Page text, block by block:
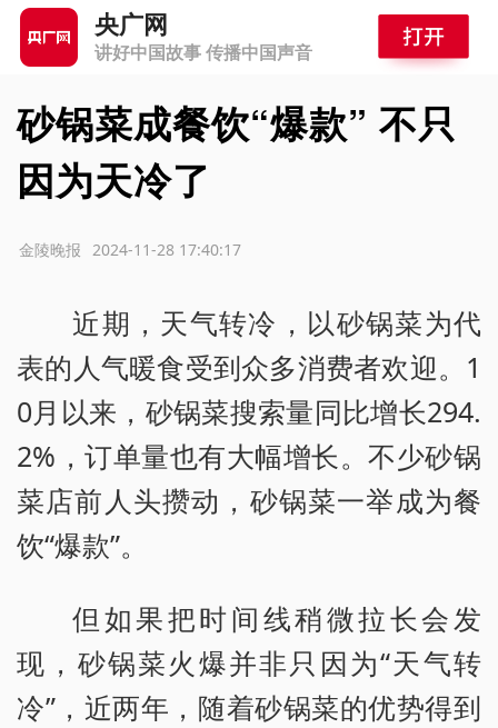
央广网
讲好中国故事 传播中国声音
砂锅菜成餐饮“爆款” 不只
因为天冷了
2024-11-28 17:40:17
金陵晚报
近期，天气转冷，以砂锅菜为代
表的人气暖食受到众多消费者欢迎。1
0月以来，砂锅菜搜索量同比增长294.
2%，订单量也有大幅增长。不少砂锅
菜店前人头攒动，砂锅菜一举成为餐
饮“爆款”。
但如果把时间线稍微拉长会发
现，砂锅菜火爆并非只因为“天气转
冷”，近两年，随着砂锅菜的优势得到